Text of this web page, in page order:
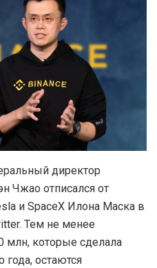
директор
Чжао отписался от
и SpaceX Илона Маска в
Тем не менее
млн, которые сделала
года, остаются